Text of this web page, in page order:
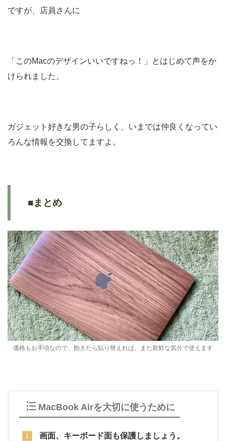
ですが、店員さんに
「このMacのデザインいいですねっ！」とはじめて声をか
けられました。
ガジェット好きな男の子らしく、いまでは仲良くなってい
ろんな情報を交換してますよ。
■まとめ
価格もお手頃なので、飽きたら貼り替えれば、また新鮮な気分で使えます
MacBook Airを大切に使うために
画面、キーボード面も保護しましょう。